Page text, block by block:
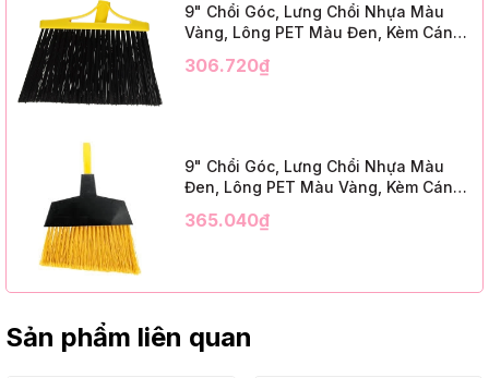
9" Chổi Góc, Lưng Chổi Nhựa Màu
Vàng, Lông PET Màu Đen, Kèm Cán
12 Bộ/Thùng (9" Angle Broom, Yellow
306.720₫
9" Chổi Góc, Lưng Chổi Nhựa Màu
Đen, Lông PET Màu Vàng, Kèm Cán
12 Bộ/Thùng (9" Angle Broom, Black
365.040₫
Sản phẩm liên quan